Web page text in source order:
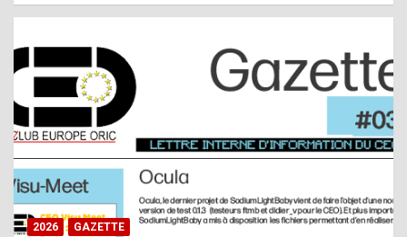
t
s
t
a
s
2026 GAZETTE